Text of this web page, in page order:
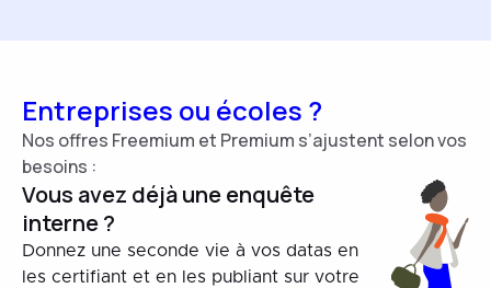
Entreprises ou écoles ?
Nos offres Freemium et Premium s’ajustent selon vos
besoins :
Vous avez déjà une enquête
interne ?
Donnez une seconde vie à vos datas en
les certifiant et en les publiant sur votre